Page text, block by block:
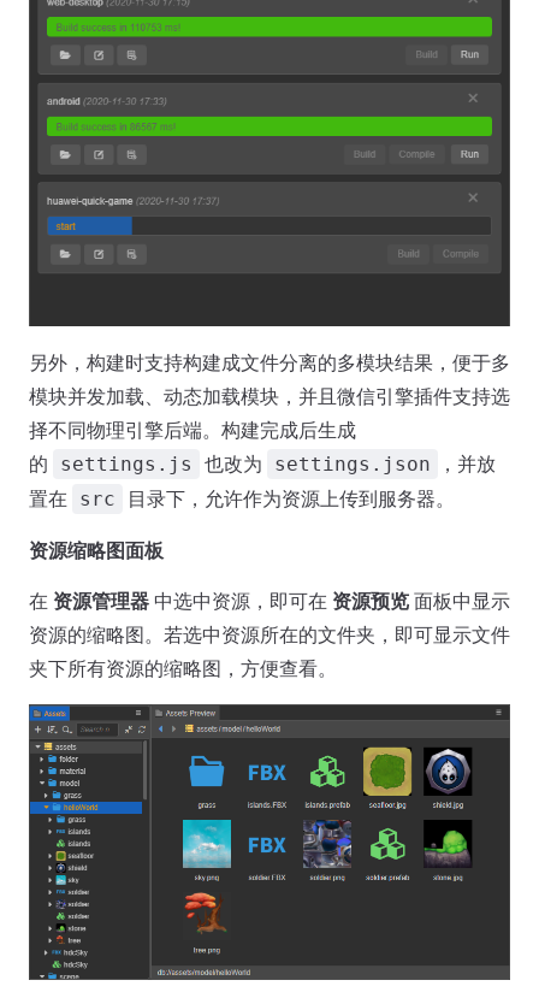
另外，构建时支持构建成文件分离的多模块结果，便于多
模块并发加载、动态加载模块，并且微信引擎插件支持选
择不同物理引擎后端。构建完成后生成
的
settings.js 也改为 settings.json
，并放
置在
src 目录下，允许作为资源上传到服务器。
资源缩略图面板
在 资源管理器 中选中资源，即可在 资源预览 面板中显示
资源的缩略图。若选中资源所在的文件夹，即可显示文件
夹下所有资源的缩略图，方便查看。